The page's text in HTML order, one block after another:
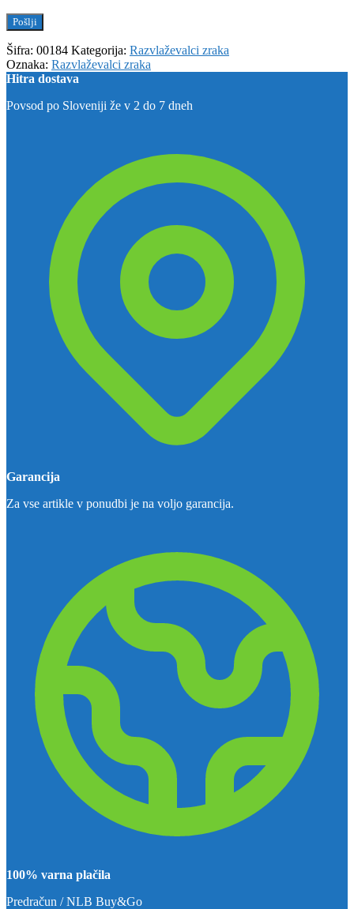
Šifra: 00184 Kategorija: Razvlaževalci zraka
Oznaka: Razvlaževalci zraka
Hitra dostava
Povsod po Sloveniji že v 2 do 7 dneh
Garancija
Za vse artikle v ponudbi je na voljo garancija.
100% varna plačila
Predračun / NLB Buy&Go